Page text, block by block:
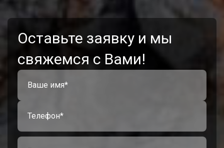
Оставьте заявку и мы
свяжемся с Вами!